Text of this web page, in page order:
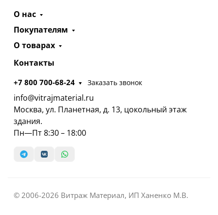
О нас
Покупателям
О товарах
Контакты
+7 800 700-68-24 Заказать звонок
info@vitrajmaterial.ru
Москва, ул. Планетная, д. 13, цокольный этаж
здания.
Пн—Пт 8:30 – 18:00
© 2006-2026 Витраж Материал, ИП Ханенко М.В.